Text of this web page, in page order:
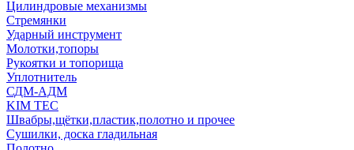
Цилиндровые механизмы
Стремянки
Ударный инструмент
Молотки,топоры
Рукоятки и топорища
Уплотнитель
СДМ-АДМ
KIM TEC
Швабры,щётки,пластик,полотно и прочее
Сушилки, доска гладильная